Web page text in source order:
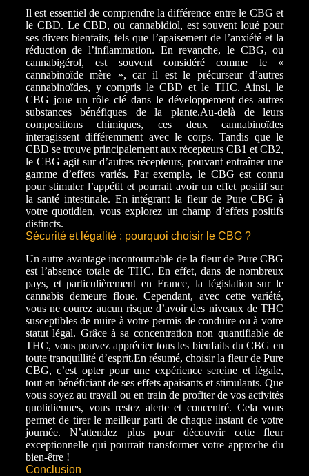
Il est essentiel de comprendre la différence entre le CBG et
le CBD. Le CBD, ou cannabidiol, est souvent loué pour
ses divers bienfaits, tels que l’apaisement de l’anxiété et la
réduction de l’inflammation. En revanche, le CBG, ou
cannabigérol, est souvent considéré comme le «
cannabinoïde mère », car il est le précurseur d’autres
cannabinoïdes, y compris le CBD et le THC. Ainsi, le
CBG joue un rôle clé dans le développement des autres
substances bénéfiques de la plante.Au-delà de leurs
compositions chimiques, ces deux cannabinoïdes
interagissent différemment avec le corps. Tandis que le
CBD se trouve principalement aux récepteurs CB1 et CB2,
le CBG agit sur d’autres récepteurs, pouvant entraîner une
gamme d’effets variés. Par exemple, le CBG est connu
pour stimuler l’appétit et pourrait avoir un effet positif sur
la santé intestinale. En intégrant la fleur de Pure CBG à
votre quotidien, vous explorez un champ d’effets positifs
distincts.
Sécurité et légalité : pourquoi choisir le CBG ?
Un autre avantage incontournable de la fleur de Pure CBG
est l’absence totale de THC. En effet, dans de nombreux
pays, et particulièrement en France, la législation sur le
cannabis demeure floue. Cependant, avec cette variété,
vous ne courez aucun risque d’avoir des niveaux de THC
susceptibles de nuire à votre permis de conduire ou à votre
statut légal. Grâce à sa concentration non quantifiable de
THC, vous pouvez apprécier tous les bienfaits du CBG en
toute tranquillité d’esprit.En résumé, choisir la fleur de Pure
CBG, c’est opter pour une expérience sereine et légale,
tout en bénéficiant de ses effets apaisants et stimulants. Que
vous soyez au travail ou en train de profiter de vos activités
quotidiennes, vous restez alerte et concentré. Cela vous
permet de tirer le meilleur parti de chaque instant de votre
journée. N’attendez plus pour découvrir cette fleur
exceptionnelle qui pourrait transformer votre approche du
bien-être !
Conclusion